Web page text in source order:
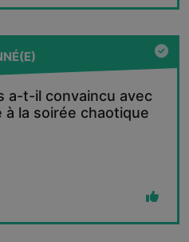
a-t-il convaincu avec
la soirée chaotique